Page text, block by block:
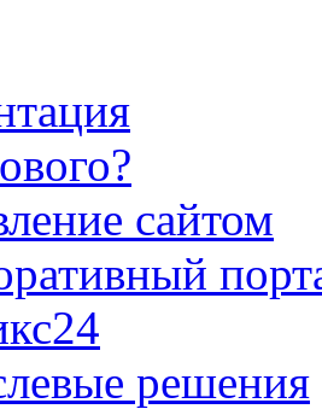
сайтом
решения